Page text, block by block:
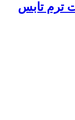
ترم تابس